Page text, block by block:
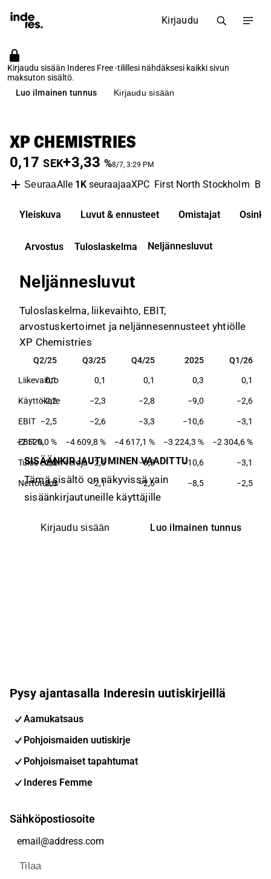
Kirjaudu
Kirjaudu sisään Inderes Free -tilillesi nähdäksesi kaikki sivun
maksuton sisältö.
Luo ilmainen tunnus
Kirjaudu sisään
XP CHEMISTRIES
0,17 SEK+3,33 %8/7, 3:29 PM
SeuraaAlle 1KseuraajaaXPC First North Stockholm
Yleiskuva Luvut & ennusteet Omistajat Osinko
Arvostus Tuloslaskelma Neljännesluvut
Neljännesluvut
Tuloslaskelma, liikevaihto, EBIT,
arvostuskertoimet ja neljännesennusteet yhtiölle
XP Chemistries
Q2/25 Q3/25 Q4/25 2025 Q1/26
Q2/25 Q3/25 Q4/25 2025 Q1/26
Liikevaihto
0,1 0,1 0,1 0,3 0,1
Käyttökate
−2,2 −2,3 −2,8 −9,0 −2,6
EBIT −2,5 −2,6 −3,3 −10,6 −3,1
EBIT-%
−2 520,0 % −4 609,8 % −4 617,1 % −3 224,3 % −2 304,6 %
Tulos ennen veroja
−2,5 −2,6 −3,3 −10,6 −3,1
Nettotulos
−2,0 −2,1 −2,6 −8,5 −2,5
SISÄÄNKIRJAUTUMINEN VAADITTU
Tämä sisältö on näkyvissä vain
sisäänkirjautuneille käyttäjille
Kirjaudu sisään Luo ilmainen tunnus
Pysy ajantasalla Inderesin uutiskirjeillä
Aamukatsaus
Pohjoismaiden uutiskirje
Pohjoismaiset tapahtumat
Inderes Femme
Sähköpostiosoite
Tilaa